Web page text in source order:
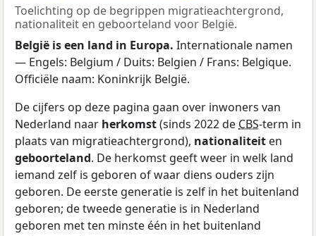
Toelichting op de begrippen migratieachtergrond,
nationaliteit en geboorteland voor België.
België is een land in Europa. Internationale namen
— Engels: Belgium / Duits: Belgien / Frans: Belgique.
Officiële naam: Koninkrijk België.
De cijfers op deze pagina gaan over inwoners van
Nederland naar herkomst(sinds 2022 de CBS-term in
plaats van migratieachtergrond), nationaliteit en
geboorteland. De herkomst geeft weer in welk land
iemand zelf is geboren of waar diens ouders zijn
geboren. De eerste generatie is zelf in het buitenland
geboren; de tweede generatie is in Nederland
geboren met ten minste één in het buitenland